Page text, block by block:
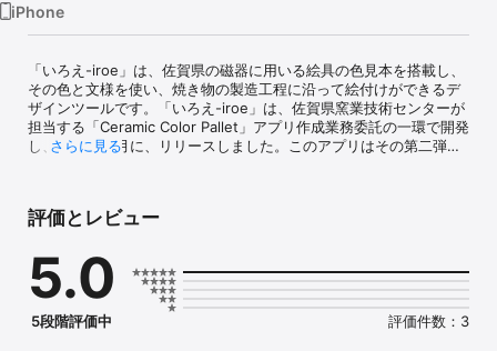
iPhone
「いろえ-iroe」は、佐賀県の磁器に用いる絵具の色見本を搭載し、
その色と文様を使い、焼き物の製造工程に沿って絵付けができるデ
ザインツールです。「いろえ-iroe」は、佐賀県窯業技術センターが
担当する「Ceramic Color Pallet」アプリ作成業務委託の一環で開発
し、2023年4月に、リリースしました。このアプリはその第二弾で
き、器の形状選択、線描き筆・だみ筆の操作、文様スタンプを使っ
ンプは、佐賀県立九州陶磁文化館収蔵の文様を使い、先人たちの文
様デザインをお楽しみいただけます。
また、完成デザインはアーカイブとして保存でき、自分だけのオリ
ジナル焼き物デザインとして楽しめます。世代を問わず、伝統工芸
さらに見る
評価とレビュー
5.0
5段階評価中 評価件数：3